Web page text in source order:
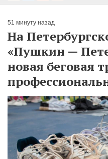
51 минуту назад
На
«Пушкин —
новая беговая